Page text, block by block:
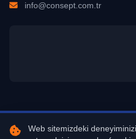
info@consept.com.tr
Web sitemizdeki